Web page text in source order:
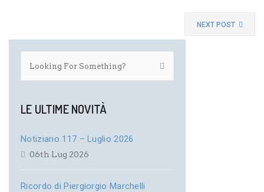
NEXT POST
LE ULTIME NOVITÀ
Notiziario 117 – Luglio 2026
06th Lug 2026
Ricordo di Piergiorgio Marchelli